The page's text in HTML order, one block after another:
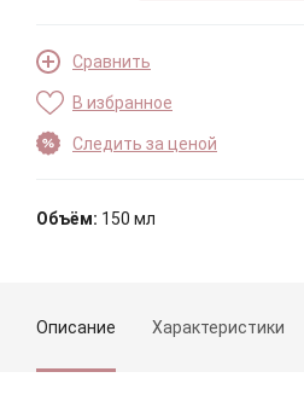
Сравнить
В избранное
Следить за ценой
Объём: 150 мл
Описание Характеристики